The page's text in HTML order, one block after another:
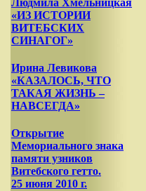
«ИЗ ИСТОРИИ
ВИТЕБСКИХ
СИНАГОГ»
Ирина Левикова
«КАЗАЛОСЬ, ЧТО
ТАКАЯ ЖИЗНЬ –
НАВСЕГДА»
Открытие
Мемориального знака
памяти узников
Витебского гетто.
25 июня 2010 г.